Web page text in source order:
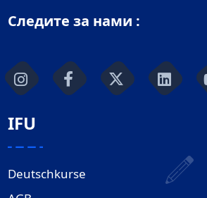
Следите за нами :
IFU
Deutschkurse